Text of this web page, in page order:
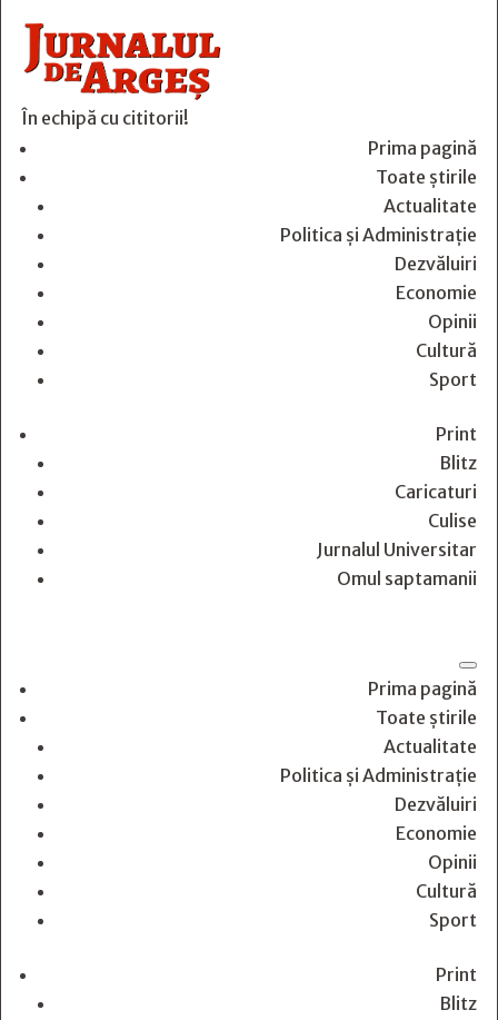
În echipă cu cititorii!
Prima pagină
Toate știrile
Actualitate
Politica și Administrație
Dezvăluiri
Economie
Opinii
Cultură
Sport
Print
Blitz
Caricaturi
Culise
Jurnalul Universitar
Omul saptamanii
Prima pagină
Toate știrile
Actualitate
Politica și Administrație
Dezvăluiri
Economie
Opinii
Cultură
Sport
Print
Blitz